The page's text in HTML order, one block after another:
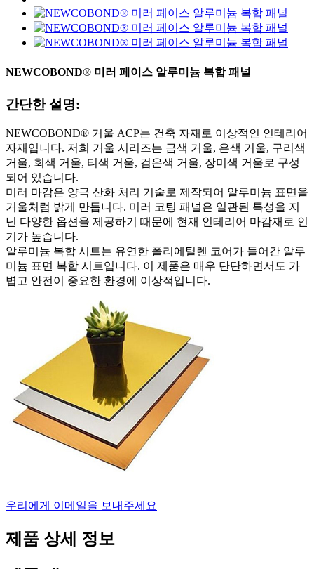
NEWCOBOND® 미러 페이스 알루미늄 복합 패널
간단한 설명:
NEWCOBOND® 거울 ACP는 건축 자재로 이상적인 인테리어
자재입니다. 저희 거울 시리즈는 금색 거울, 은색 거울, 구리색
거울, 회색 거울, 티색 거울, 검은색 거울, 장미색 거울로 구성
되어 있습니다.
미러 마감은 양극 산화 처리 기술로 제작되어 알루미늄 표면을
거울처럼 밝게 만듭니다. 미러 코팅 패널은 일관된 특성을 지
닌 다양한 옵션을 제공하기 때문에 현재 인테리어 마감재로 인
기가 높습니다.
알루미늄 복합 시트는 유연한 폴리에틸렌 코어가 들어간 알루
미늄 표면 복합 시트입니다. 이 제품은 매우 단단하면서도 가
볍고 안전이 중요한 환경에 이상적입니다.
우리에게 이메일을 보내주세요
제품 상세 정보